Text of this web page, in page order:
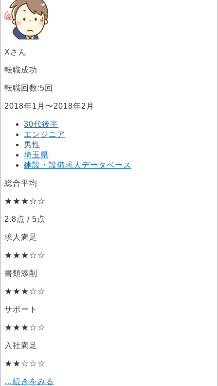
Xさん
転職成功
転職回数:5回
2018年1月〜2018年2月
30代後半
エンジニア
男性
埼玉県
建設・設備求人データベース
総合平均
★★★☆☆
2.8点 / 5点
求人満足
★★★☆☆
書類添削
★★★☆☆
サポート
★★★☆☆
入社満足
★★☆☆☆
…続きをみる